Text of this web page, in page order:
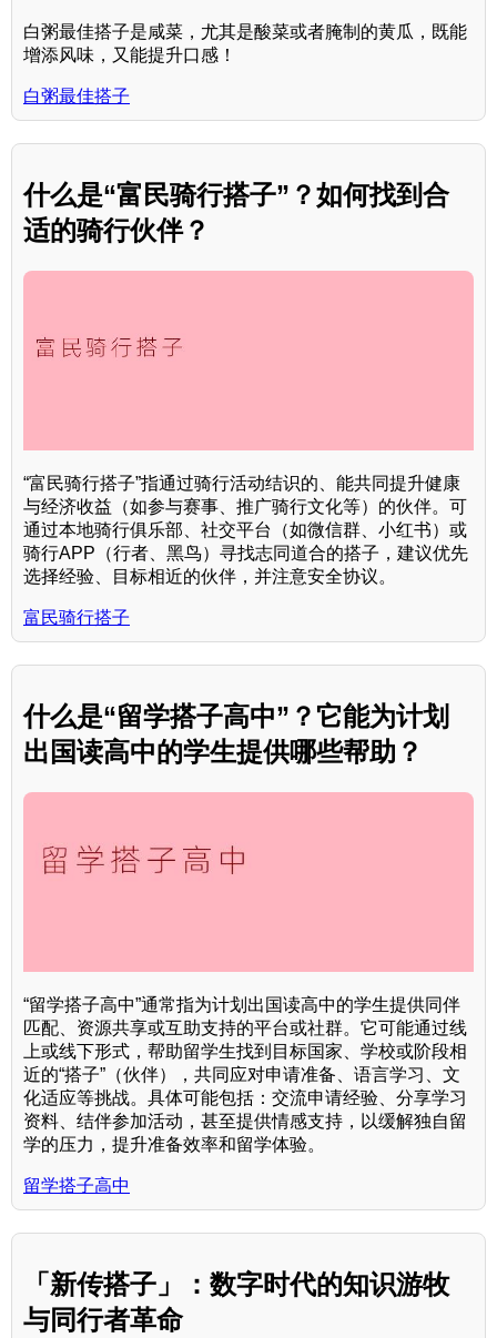
白粥最佳搭子是咸菜，尤其是酸菜或者腌制的黄瓜，既能
增添风味，又能提升口感！
白粥最佳搭子
什么是“富民骑行搭子”？如何找到合
适的骑行伙伴？
“富民骑行搭子”指通过骑行活动结识的、能共同提升健康
与经济收益（如参与赛事、推广骑行文化等）的伙伴。可
通过本地骑行俱乐部、社交平台（如微信群、小红书）或
骑行APP（行者、黑鸟）寻找志同道合的搭子，建议优先
选择经验、目标相近的伙伴，并注意安全协议。
富民骑行搭子
什么是“留学搭子高中”？它能为计划
出国读高中的学生提供哪些帮助？
“留学搭子高中”通常指为计划出国读高中的学生提供同伴
匹配、资源共享或互助支持的平台或社群。它可能通过线
上或线下形式，帮助留学生找到目标国家、学校或阶段相
近的“搭子”（伙伴），共同应对申请准备、语言学习、文
化适应等挑战。具体可能包括：交流申请经验、分享学习
资料、结伴参加活动，甚至提供情感支持，以缓解独自留
学的压力，提升准备效率和留学体验。
留学搭子高中
「新传搭子」：数字时代的知识游牧
与同行者革命